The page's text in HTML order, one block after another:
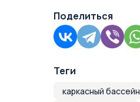
Поделиться
Теги
каркасный бассейн